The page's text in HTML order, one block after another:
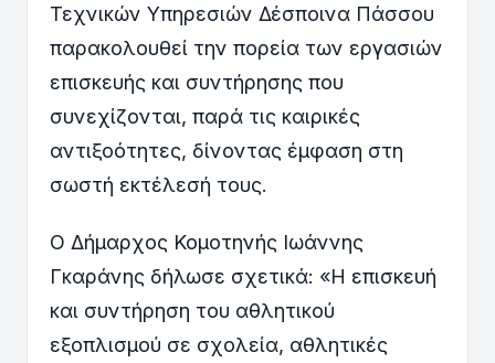
Τεχνικών Υπηρεσιών Δέσποινα Πάσσου
παρακολουθεί την πορεία των εργασιών
επισκευής και συντήρησης που
συνεχίζονται, παρά τις καιρικές
αντιξοότητες, δίνοντας έμφαση στη
σωστή εκτέλεσή τους.
Ο Δήμαρχος Κομοτηνής Ιωάννης
Γκαράνης δήλωσε σχετικά: «Η επισκευή
και συντήρηση του αθλητικού
εξοπλισμού σε σχολεία, αθλητικές